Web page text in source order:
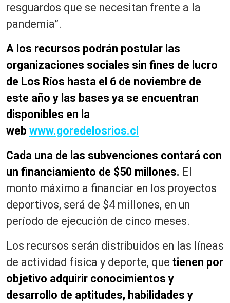
resguardos que se necesitan frente a la
pandemia”.
A los recursos podrán postular las
organizaciones sociales sin fines de lucro
de Los Ríos hasta el 6 de noviembre de
este año y las bases ya se encuentran
disponibles en la
web www.goredelosrios.cl
Cada una de las subvenciones contará con
un financiamiento de $50 millones. El
monto máximo a financiar en los proyectos
deportivos, será de $4 millones, en un
período de ejecución de cinco meses.
Los recursos serán distribuidos en las líneas
de actividad física y deporte, que tienen por
objetivo adquirir conocimientos y
desarrollo de aptitudes, habilidades y